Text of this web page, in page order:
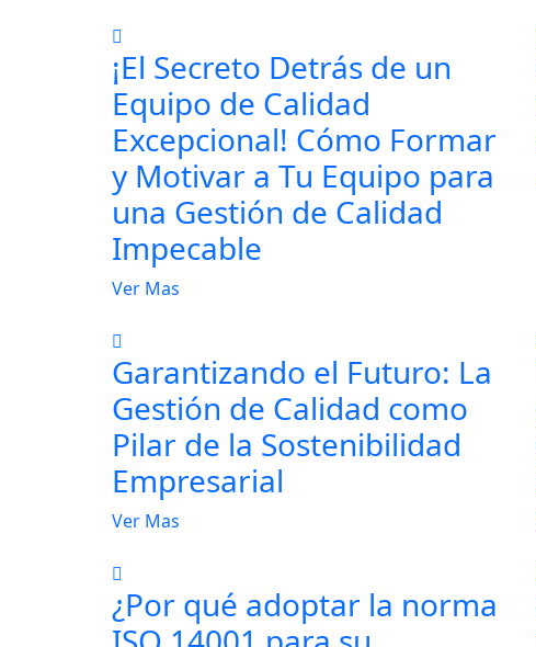
¡El Secreto Detrás de un
Equipo de Calidad
Excepcional! Cómo Formar
y Motivar a Tu Equipo para
una Gestión de Calidad
Impecable
Ver Mas
Garantizando el Futuro: La
Gestión de Calidad como
Pilar de la Sostenibilidad
Empresarial
Ver Mas
¿Por qué adoptar la norma